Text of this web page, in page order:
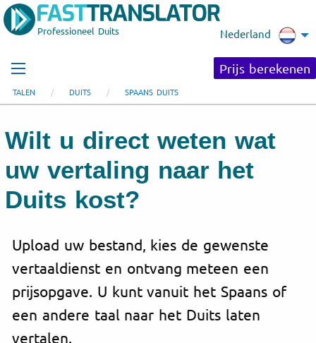
Professioneel Duits Nederland
Prijs berekenen
TALEN DUITS SPAANS DUITS
Wilt u direct weten wat
uw vertaling naar het
Duits kost?
Upload uw bestand, kies de gewenste
vertaaldienst en ontvang meteen een
prijsopgave. U kunt vanuit het Spaans of
een andere taal naar het Duits laten
vertalen.